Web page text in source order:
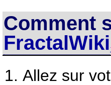
Comment
FractalWiki
Allez sur